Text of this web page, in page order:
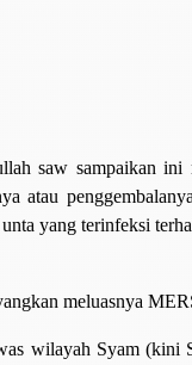
saw sampaikan
yang terinfeksi
meluasnya
wilayah Syam (kini